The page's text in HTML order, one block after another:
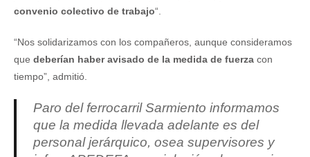
convenio colectivo de trabajo“.
“Nos solidarizamos con los compañeros, aunque consideramos
que deberían haber avisado de la medida de fuerza con
tiempo”, admitió.
Paro del ferrocarril Sarmiento informamos
que la medida llevada adelante es del
personal jerárquico, osea supervisores y